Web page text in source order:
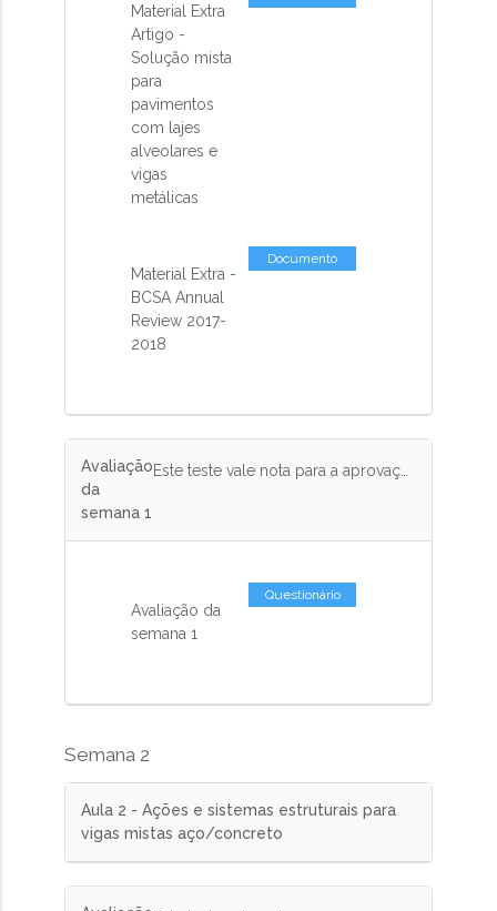
Material Extra
Artigo -
Solução mista
para
pavimentos
com lajes
alveolares e
vigas
metálicas
Material Extra -
BCSA Annual
Review 2017-
2018
Documento
Avaliação
da
semana 1
Avaliação da
semana 1
Questionário
Semana 2
Aula 2 - Ações e sistemas estruturais para
vigas mistas aço/concreto